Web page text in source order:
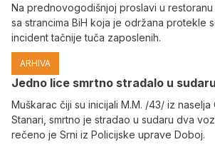
Na prednovogodišnjoj proslavi u
sa strancima BiH koja je održana protekle
incident tačnije tuča zaposlenih.
ARHIVA
Јedno lice smrtno stradalo u sudaru
Muškarac čiji su inicijali M.M. /43/ iz
Stanari, smrtno je stradao u sudaru dva
rečeno je Srni iz Policijske uprave Doboj.